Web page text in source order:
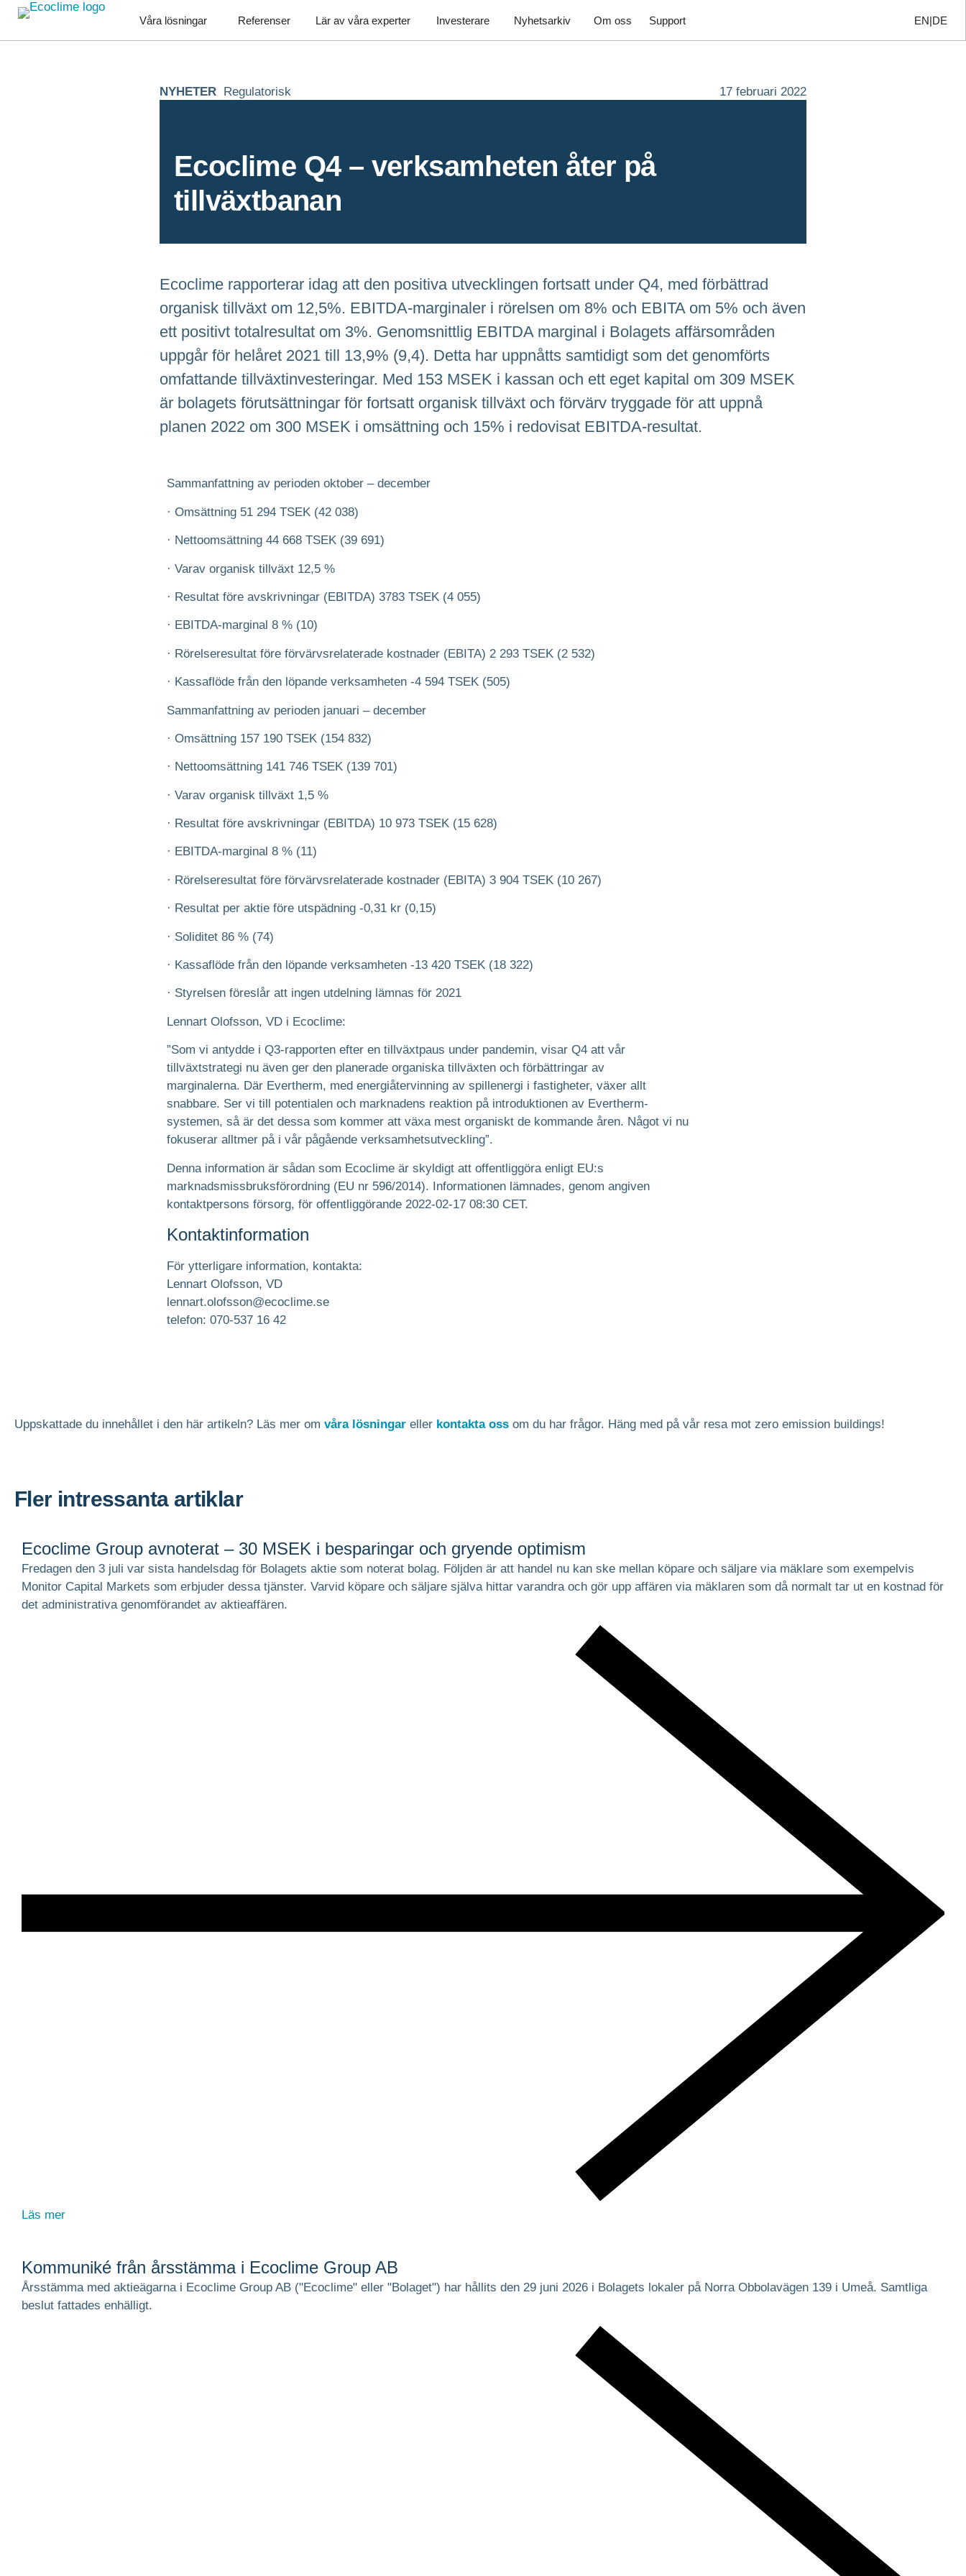
Våra lösningar Referenser Lär av våra experter Investerare Nyhetsarkiv Om oss Support EN DE
NYHETER Regulatorisk 17 februari 2022
Ecoclime Q4 – verksamheten åter på
tillväxtbanan
Ecoclime rapporterar idag att den positiva utvecklingen fortsatt under Q4, med förbättrad
organisk tillväxt om 12,5%. EBITDA-marginaler i rörelsen om 8% och EBITA om 5% och även
ett positivt totalresultat om 3%. Genomsnittlig EBITDA marginal i Bolagets affärsområden
uppgår för helåret 2021 till 13,9% (9,4). Detta har uppnåtts samtidigt som det genomförts
omfattande tillväxtinvesteringar. Med 153 MSEK i kassan och ett eget kapital om 309 MSEK
är bolagets förutsättningar för fortsatt organisk tillväxt och förvärv tryggade för att uppnå
planen 2022 om 300 MSEK i omsättning och 15% i redovisat EBITDA-resultat.
Sammanfattning av perioden oktober – december
· Omsättning 51 294 TSEK (42 038)
· Nettoomsättning 44 668 TSEK (39 691)
· Varav organisk tillväxt 12,5 %
· Resultat före avskrivningar (EBITDA) 3783 TSEK (4 055)
· EBITDA-marginal 8 % (10)
· Rörelseresultat före förvärvsrelaterade kostnader (EBITA) 2 293 TSEK (2 532)
· Kassaflöde från den löpande verksamheten -4 594 TSEK (505)
Sammanfattning av perioden januari – december
· Omsättning 157 190 TSEK (154 832)
· Nettoomsättning 141 746 TSEK (139 701)
· Varav organisk tillväxt 1,5 %
· Resultat före avskrivningar (EBITDA) 10 973 TSEK (15 628)
· EBITDA-marginal 8 % (11)
· Rörelseresultat före förvärvsrelaterade kostnader (EBITA) 3 904 TSEK (10 267)
· Resultat per aktie före utspädning -0,31 kr (0,15)
· Soliditet 86 % (74)
· Kassaflöde från den löpande verksamheten -13 420 TSEK (18 322)
· Styrelsen föreslår att ingen utdelning lämnas för 2021
Lennart Olofsson, VD i Ecoclime:
”Som vi antydde i Q3-rapporten efter en tillväxtpaus under pandemin, visar Q4 att vår
tillväxtstrategi nu även ger den planerade organiska tillväxten och förbättringar av
marginalerna. Där Evertherm, med energiåtervinning av spillenergi i fastigheter, växer allt
snabbare. Ser vi till potentialen och marknadens reaktion på introduktionen av Evertherm-
systemen, så är det dessa som kommer att växa mest organiskt de kommande åren. Något vi nu
fokuserar alltmer på i vår pågående verksamhetsutveckling”.
Denna information är sådan som Ecoclime är skyldigt att offentliggöra enligt EU:s
marknadsmissbruksförordning (EU nr 596/2014). Informationen lämnades, genom angiven
kontaktpersons försorg, för offentliggörande 2022-02-17 08:30 CET.
Kontaktinformation
För ytterligare information, kontakta:
Lennart Olofsson, VD
lennart.olofsson@ecoclime.se
telefon: 070-537 16 42
Uppskattade du innehållet i den här artikeln? Läs mer om våra lösningar eller kontakta oss om du har frågor. Häng med på vår resa mot zero emission buildings!
Fler intressanta artiklar
Ecoclime Group avnoterat – 30 MSEK i besparingar och gryende optimism
Fredagen den 3 juli var sista handelsdag för Bolagets aktie som noterat bolag. Följden är att handel nu kan ske mellan köpare och säljare via mäklare som exempelvis
Monitor Capital Markets som erbjuder dessa tjänster. Varvid köpare och säljare själva hittar varandra och gör upp affären via mäklaren som då normalt tar ut en kostnad för
det administrativa genomförandet av aktieaffären.
Läs mer
Kommuniké från årsstämma i Ecoclime Group AB
Årsstämma med aktieägarna i Ecoclime Group AB ("Ecoclime" eller "Bolaget") har hållits den 29 juni 2026 i Bolagets lokaler på Norra Obbolavägen 139 i Umeå. Samtliga
beslut fattades enhälligt.